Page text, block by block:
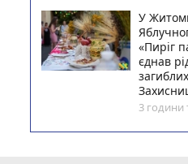
У
«Пиріг
єднав
3 години